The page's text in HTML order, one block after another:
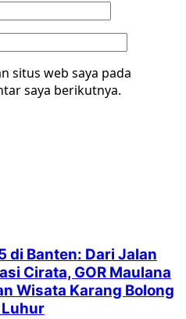
situs web saya pada
saya berikutnya.
di Banten: Dari Jalan
Cirata, GOR Maulana
Wisata Karang Bolong
Luhur